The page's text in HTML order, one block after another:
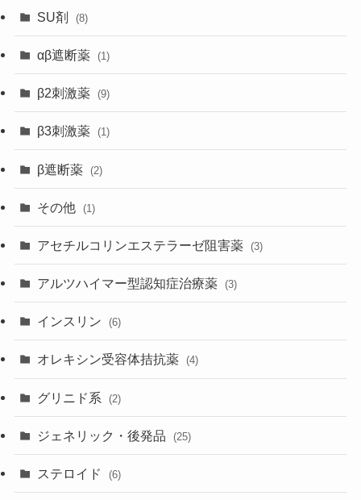
SU剤 (8)
αβ遮断薬 (1)
β2刺激薬 (9)
β3刺激薬 (1)
β遮断薬 (2)
その他 (1)
アセチルコリンエステラーゼ阻害薬 (3)
アルツハイマー型認知症治療薬 (3)
インスリン (6)
オレキシン受容体拮抗薬 (4)
グリニド系 (2)
ジェネリック・後発品 (25)
ステロイド (6)